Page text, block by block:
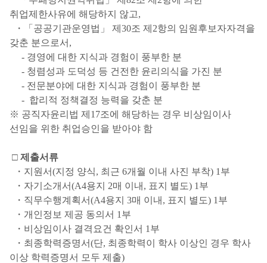
취업제한사유에 해당하지 않고,
・「공공기관운영법」 제30조 제2항의 임원후보자자격을
갖춘 분으로서,
- 경영에 대한 지식과 경험이 풍부한 분
- 청렴성과 도덕성 등 건전한 윤리의식을 가진 분
- 전문분야에 대한 지식과 경험이 풍부한 분
- 합리적 정책결정 능력을 갖춘 분
※ 공직자윤리법 제17조에 해당하는 경우 비상임이사
선임을 위한 취업승인을 받아야 함
□ 제출서류
・지원서(지정 양식, 최근 6개월 이내 사진 부착) 1부
・자기소개서(A4용지 2매 이내, 표지 별도) 1부
・직무수행계획서(A4용지 3매 이내, 표지 별도) 1부
・개인정보 제공 동의서 1부
・비상임이사 결격요건 확인서 1부
・최종학력증명서(단, 최종학력이 학사 이상인 경우 학사
이상 학력증명서 모두 제출)